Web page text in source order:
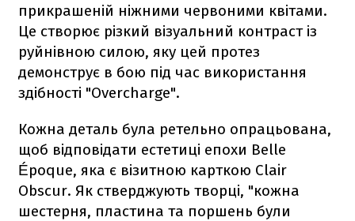
прикрашеній ніжними червоними квітами.
Це створює різкий візуальний контраст із
руйнівною силою, яку цей протез
демонструє в бою під час використання
здібності "Overcharge".
Кожна деталь була ретельно опрацьована,
щоб відповідати естетиці епохи Belle
Époque, яка є візитною карткою Clair
Obscur. Як стверджують творці, "кожна
шестерня, пластина та поршень були